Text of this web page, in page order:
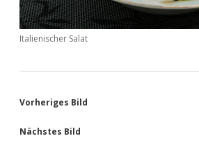
Italienischer Salat
Vorheriges Bild
Nächstes Bild